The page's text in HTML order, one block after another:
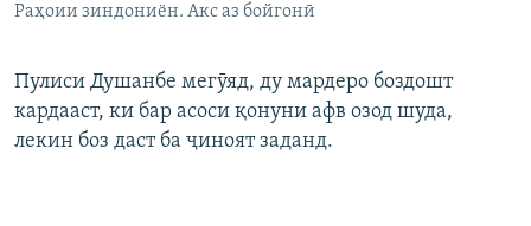
Раҳоии зиндониён. Акс аз бойгонӣ
Пулиси Душанбе мегӯяд, ду мардеро боздошт
кардааст, ки бар асоси қонуни афв озод шуда,
лекин боз даст ба ҷиноят заданд.